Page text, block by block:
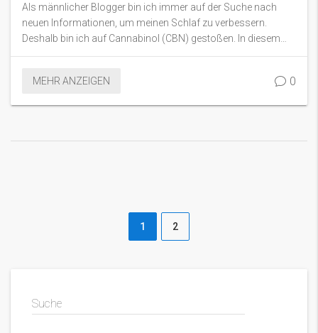
Als männlicher Blogger bin ich immer auf der Suche nach
neuen Informationen, um meinen Schlaf zu verbessern.
Deshalb bin ich auf Cannabinol (CBN) gestoßen. In diesem
Artikel diskutiere ich die Auswirkungen von CBN auf den
diejenigen, die auf der Suche nach natürlichen Wegen sind,
MEHR ANZEIGEN 0
1 2
Suche